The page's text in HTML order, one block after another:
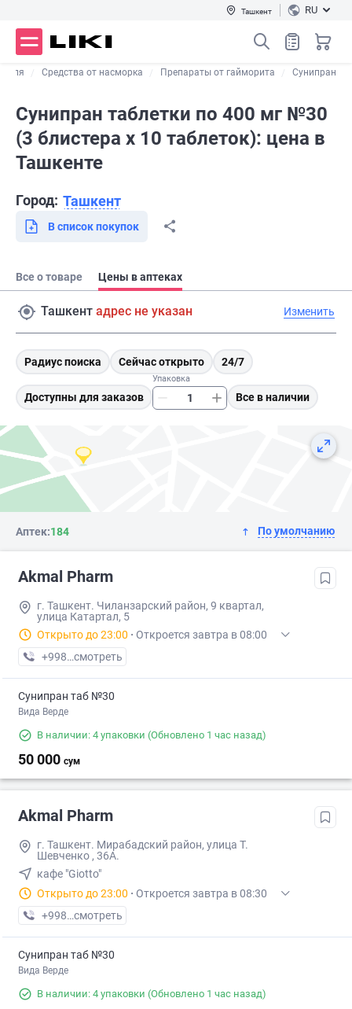
Ташкент RU
Средства от насморка Препараты от гайморита Сунипран
Сунипран таблетки по 400 мг №30
(3 блистера х 10 таблеток): цена в
Ташкенте
Город: Ташкент
В список покупок
Все о товаре Цены в аптеках
Ташкент адрес не указан Изменить
Радиус поиска Сейчас открыто 24/7
Доступны для заказов
Упаковка
Все в наличии
Аптек:184 По умолчанию
Akmal Pharm
г. Ташкент. Чиланзарский район, 9 квартал,
улица Катартал, 5
Открыто до 23:00 · Откроется завтра в 08:00
+998 (99) XXX-XX-XX
смотреть
Сунипран таб №30
Вида Верде
В наличии: 4 упаковки (Обновлено 1 час назад)
50 000 сум
Akmal Pharm
г. Ташкент. Мирабадский район, улица Т.
Шевченко , 36А.
кафе "Giotto"
Открыто до 23:00 · Откроется завтра в 08:30
+998 (99) XXX-XX-XX
смотреть
Сунипран таб №30
Вида Верде
В наличии: 4 упаковки (Обновлено 1 час назад)